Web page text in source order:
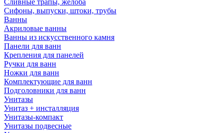
Сливные трапы, желоба
Сифоны, выпуски, штоки, трубы
Ванны
Акриловые ванны
Ванны из искусственного камня
Панели для ванн
Крепления для панелей
Ручки для ванн
Ножки для ванн
Комплектующие для ванн
Подголовники для ванн
Унитазы
Унитаз + инсталляция
Унитазы-компакт
Унитазы подвесные